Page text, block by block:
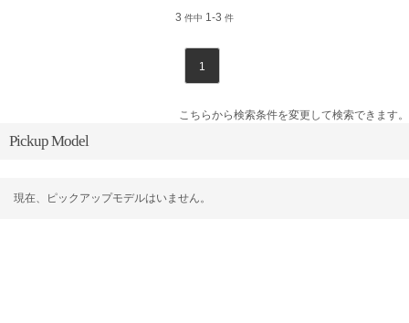
3 件中 1-3 件
1
こちらから検索条件を変更して検索できます。
Pickup Model
現在、ピックアップモデルはいません。